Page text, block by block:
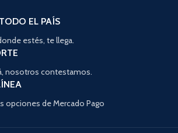
EL PAÍS
estés, te llega.
nosotros contestamos.
opciones de Mercado Pago